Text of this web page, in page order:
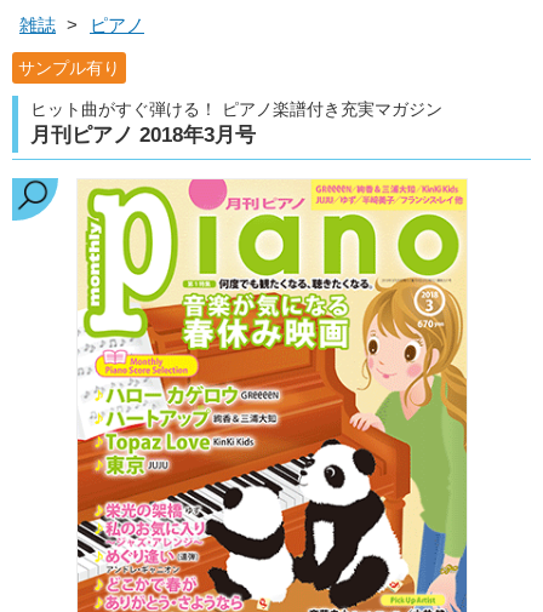
雑誌 > ピアノ
サンプル有り
ヒット曲がすぐ弾ける！ ピアノ楽譜付き充実マガジン
月刊ピアノ 2018年3月号